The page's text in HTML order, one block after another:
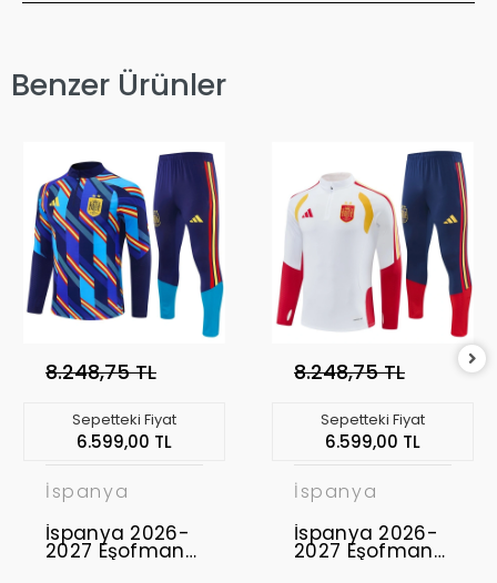
Benzer Ürünler
8.248,75 TL
Sepetteki Fiyat
6.599,00 TL
İspanya
İspanya 2026-
2027 Eşofman
Takımı ESP-01
8.248,75 TL
Sepetteki Fiyat
6.599,00 TL
İspanya
İspanya 2026-
2027 Eşofman
Takımı ESP-02